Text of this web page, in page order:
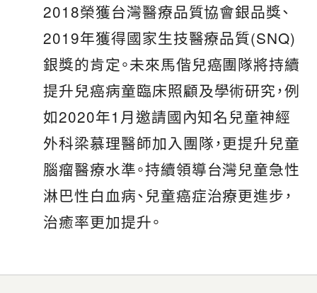
2018榮獲台灣醫療品質協會銀品獎、
2019年獲得國家生技醫療品質(SNQ)
銀獎的肯定。未來馬偕兒癌團隊將持續
提升兒癌病童臨床照顧及學術研究，例
如2020年1月邀請國內知名兒童神經
外科梁慕理醫師加入團隊，更提升兒童
腦瘤醫療水準。持續領導台灣兒童急性
淋巴性白血病、兒童癌症治療更進步，
治癒率更加提升。